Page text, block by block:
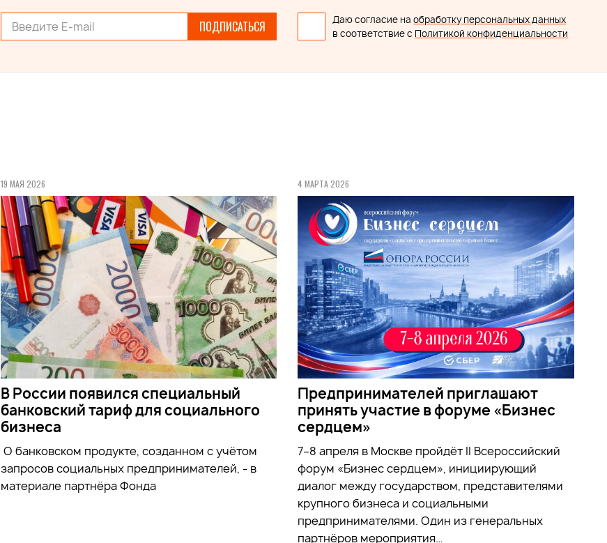
ПОДПИСАТЬСЯ Даю согласие наобработку персональных данных
в соответствие с Политикой конфиденциальности
19 МАЯ 2026
В России появился специальный
банковский тариф для социального
бизнеса
О банковском продукте, созданном с учётом
запросов социальных предпринимателей, - в
материале партнёра Фонда
4 МАРТА 2026
Предпринимателей приглашают
принять участие в форуме «Бизнес
сердцем»
7–8 апреля в Москве пройдёт II Всероссийский
форум «Бизнес сердцем», инициирующий
диалог между государством, представителями
крупного бизнеса и социальными
предпринимателями. Один из генеральных
партнёров мероприятия…